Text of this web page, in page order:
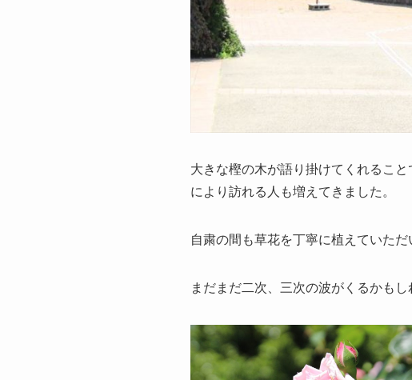
大きな樫の木が語り掛けてくれるこ
により訪れる人も増えてきました。
自粛の間も草花を丁寧に植えていた
まだまだ二次、三次の波がくるかも